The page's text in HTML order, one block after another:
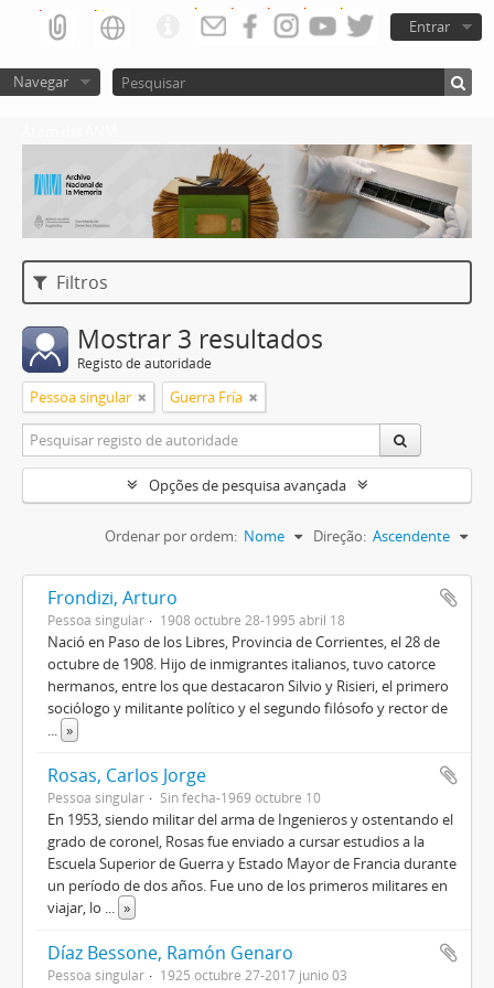
Entrar
Navegar
Filtros
Mostrar 3 resultados
Registo de autoridade
Pessoa singular Guerra Fría
Opções de pesquisa avançada
Ordenar por ordem: Nome Direção: Ascendente
Frondizi, Arturo
Pessoa singular 1908 octubre 28-1995 abril 18
Nació en Paso de los Libres, Provincia de Corrientes, el 28 de
octubre de 1908. Hijo de inmigrantes italianos, tuvo catorce
hermanos, entre los que destacaron Silvio y Risieri, el primero
sociólogo y militante político y el segundo filósofo y rector de
... »
Rosas, Carlos Jorge
Pessoa singular Sin fecha-1969 octubre 10
En 1953, siendo militar del arma de Ingenieros y ostentando el
grado de coronel, Rosas fue enviado a cursar estudios a la
Escuela Superior de Guerra y Estado Mayor de Francia durante
un período de dos años. Fue uno de los primeros militares en
viajar, lo ... »
Díaz Bessone, Ramón Genaro
Pessoa singular 1925 octubre 27-2017 junio 03